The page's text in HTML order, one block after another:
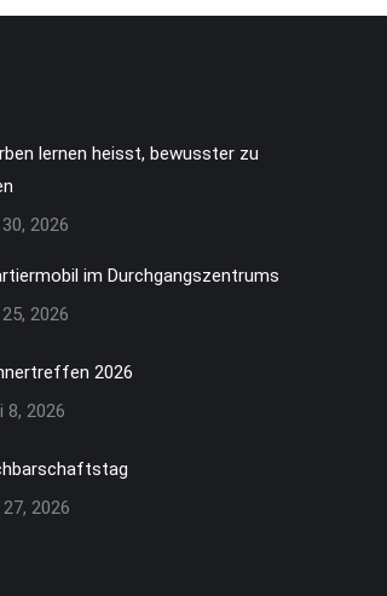
lernen heisst, bewusster zu
2026
im Durchgangszentrums
2026
2026
8, 2026
2026